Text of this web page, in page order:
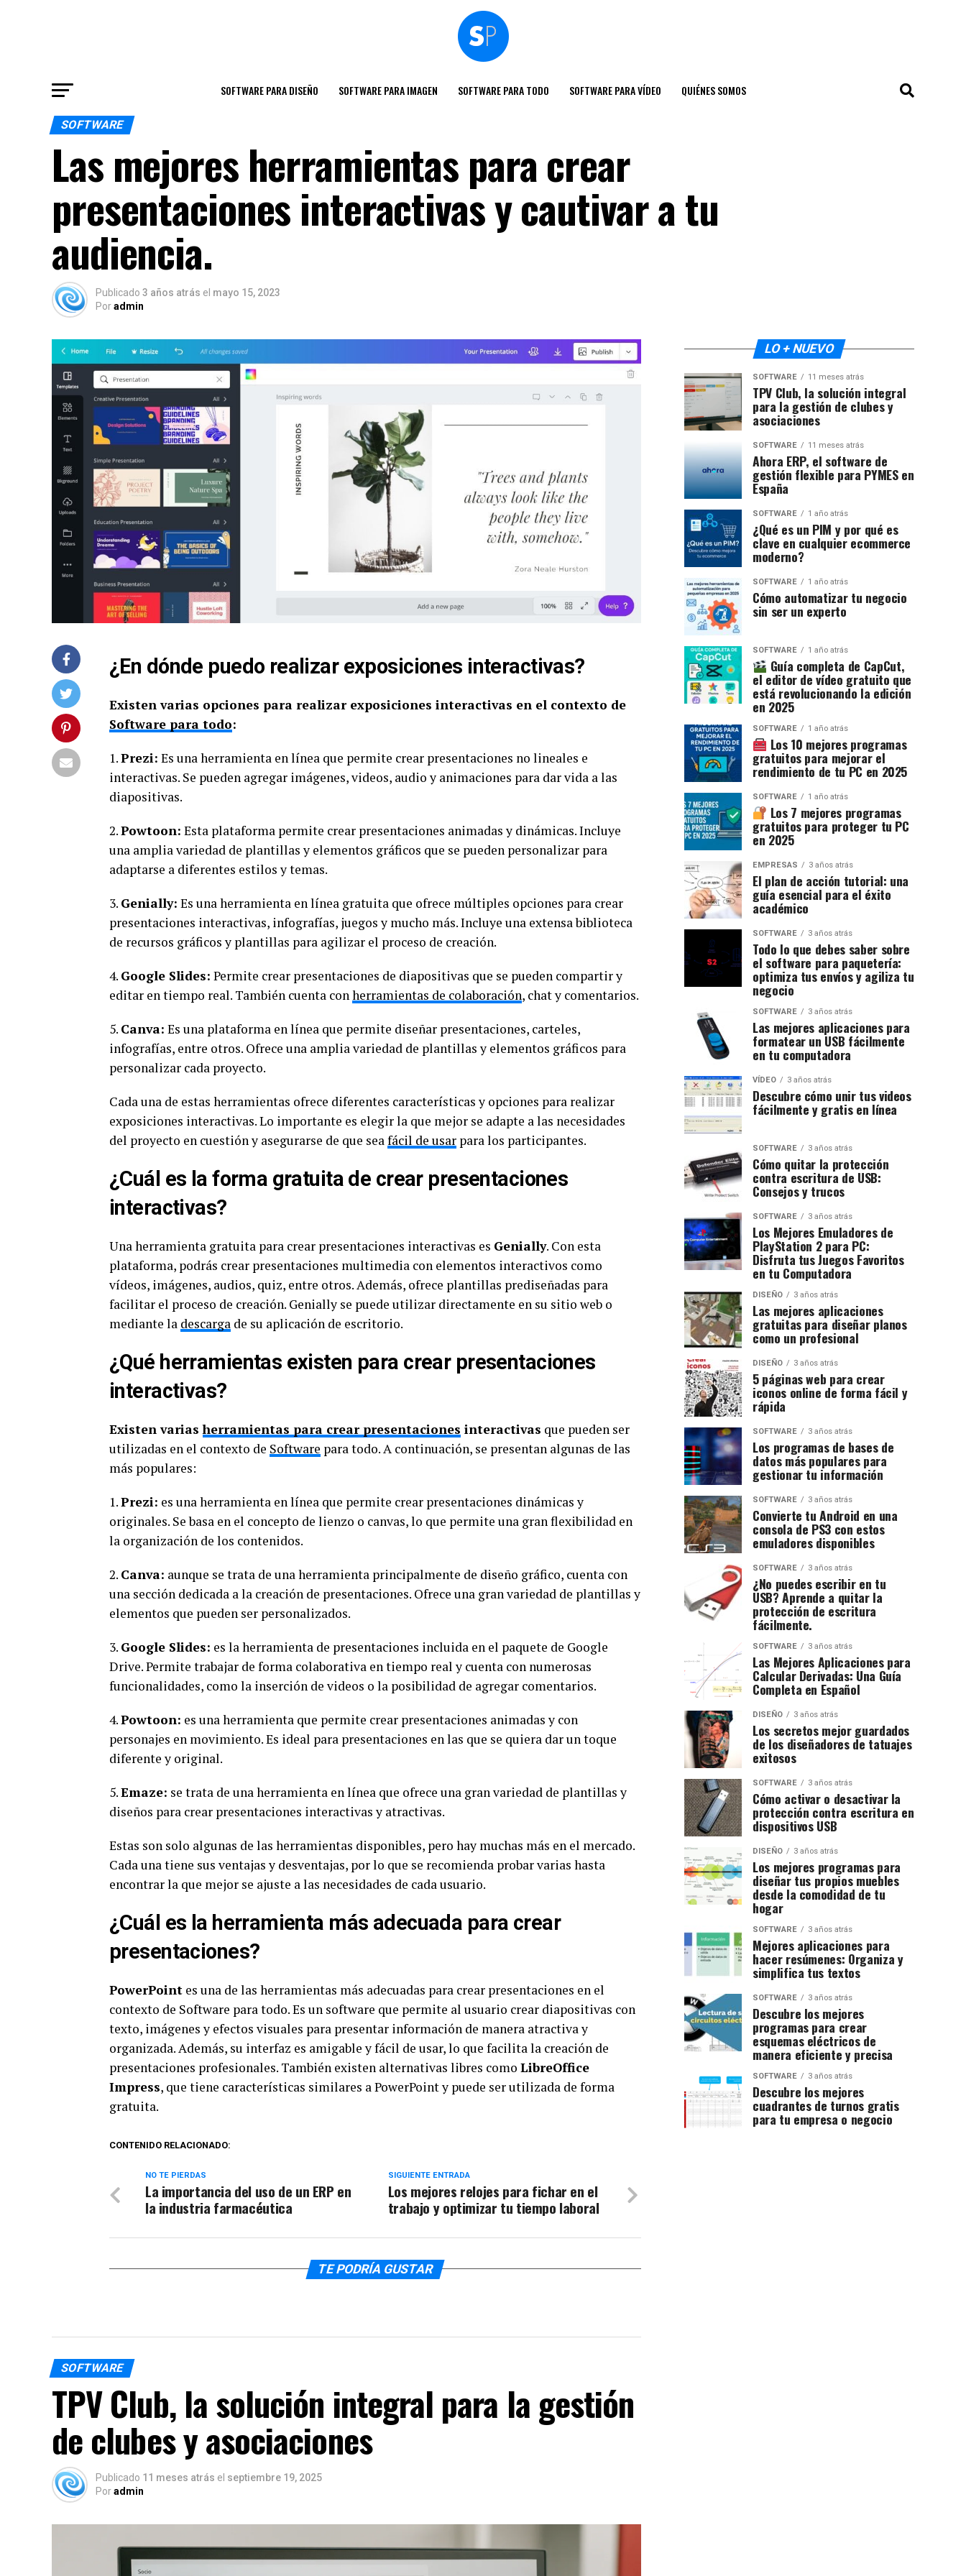
SOFTWARE PARA DISEÑO SOFTWARE PARA IMAGEN SOFTWARE PARA TODO SOFTWARE PARA VÍDEO QUIÉNES SOMOS
SOFTWARE
Las mejores herramientas para crear
presentaciones interactivas y cautivar a tu
audiencia.
Publicado 3 años atrás el mayo 15, 2023
Poradmin
¿En dónde puedo realizar exposiciones interactivas?
Existen varias opciones para realizar exposiciones interactivas en el contexto de
Software para todo:
1.Prezi: Es una herramienta en línea que permite crear presentaciones no lineales e
interactivas. Se pueden agregar imágenes, videos, audio y animaciones para dar vida a las
diapositivas.
2.Powtoon: Esta plataforma permite crear presentaciones animadas y dinámicas. Incluye
una amplia variedad de plantillas y elementos gráficos que se pueden personalizar para
adaptarse a diferentes estilos y temas.
3. Genially: Es una herramienta en línea gratuita que ofrece múltiples opciones para crear
presentaciones interactivas, infografías, juegos y mucho más. Incluye una extensa biblioteca
de recursos gráficos y plantillas para agilizar el proceso de creación.
4. Google Slides: Permite crear presentaciones de diapositivas que se pueden compartir y
editar en tiempo real. También cuenta conherramientas de colaboración, chat y comentarios.
5. Canva: Es una plataforma en línea que permite diseñar presentaciones, carteles,
infografías, entre otros. Ofrece una amplia variedad de plantillas y elementos gráficos para
personalizar cada proyecto.
Cada una de estas herramientas ofrece diferentes características y opciones para realizar
exposiciones interactivas. Lo importante es elegir la que mejor se adapte a las necesidades
del proyecto en cuestión y asegurarse de que seafácil de usar para los participantes.
¿Cuál es la forma gratuita de crear presentaciones
interactivas?
Una herramienta gratuita para crear presentaciones interactivas es Genially. Con esta
plataforma, podrás crear presentaciones multimedia con elementos interactivos como
vídeos, imágenes, audios, quiz, entre otros. Además, ofrece plantillas prediseñadas para
facilitar el proceso de creación. Genially se puede utilizar directamente en su sitio web o
mediante la descarga de su aplicación de escritorio.
¿Qué herramientas existen para crear presentaciones
interactivas?
Existen variasherramientas para crear presentaciones interactivas que pueden ser
utilizadas en el contexto de Software para todo. A continuación, se presentan algunas de las
más populares:
1.Prezi: es una herramienta en línea que permite crear presentaciones dinámicas y
originales. Se basa en el concepto de lienzo o canvas, lo que permite una gran flexibilidad en
la organización de los contenidos.
2. Canva: aunque se trata de una herramienta principalmente de diseño gráfico, cuenta con
una sección dedicada a la creación de presentaciones. Ofrece una gran variedad de plantillas y
elementos que pueden ser personalizados.
3. Google Slides: es la herramienta de presentaciones incluida en el paquete de Google
Drive. Permite trabajar de forma colaborativa en tiempo real y cuenta con numerosas
funcionalidades, como la inserción de videos o la posibilidad de agregar comentarios.
4.Powtoon: es una herramienta que permite crear presentaciones animadas y con
personajes en movimiento. Es ideal para presentaciones en las que se quiera dar un toque
diferente y original.
5.Emaze: se trata de una herramienta en línea que ofrece una gran variedad de plantillas y
diseños para crear presentaciones interactivas y atractivas.
Estas son solo algunas de las herramientas disponibles, pero hay muchas más en el mercado.
Cada una tiene sus ventajas y desventajas, por lo que se recomienda probar varias hasta
encontrar la que mejor se ajuste a las necesidades de cada usuario.
¿Cuál es la herramienta más adecuada para crear
presentaciones?
PowerPoint es una de las herramientas más adecuadas para crear presentaciones en el
contexto de Software para todo. Es un software que permite al usuario crear diapositivas con
texto, imágenes y efectos visuales para presentar información de manera atractiva y
organizada. Además, su interfaz es amigable y fácil de usar, lo que facilita la creación de
presentaciones profesionales. También existen alternativas libres como LibreOffice
Impress, que tiene características similares a PowerPoint y puede ser utilizada de forma
gratuita.
CONTENIDO RELACIONADO:
SIGUIENTE ENTRADA
Los mejores relojes para fichar en el
trabajo y optimizar tu tiempo laboral
NO TE PIERDAS
La importancia del uso de un ERP en
la industria farmacéutica
TE PODRÍA GUSTAR
SOFTWARE
TPV Club, la solución integral para la gestión
de clubes y asociaciones
Publicado 11 meses atrás el septiembre 19, 2025
Poradmin
LO + NUEVO
SOFTWARE 11 meses atrás
TPV Club, la solución integral
para la gestión de clubes y
asociaciones
SOFTWARE 11 meses atrás
Ahora ERP, el software de
gestión flexible para PYMES en
España
SOFTWARE 1 año atrás
¿Qué es un PIM y por qué es
clave en cualquier ecommerce
moderno?
SOFTWARE 1 año atrás
Cómo automatizar tu negocio
sin ser un experto
SOFTWARE 1 año atrás
Guía completa de CapCut,
el editor de vídeo gratuito que
está revolucionando la edición
en 2025
SOFTWARE 1 año atrás
Los 10 mejores programas
gratuitos para mejorar el
rendimiento de tu PC en 2025
SOFTWARE 1 año atrás
Los 7 mejores programas
gratuitos para proteger tu PC
en 2025
EMPRESAS 3 años atrás
El plan de acción tutorial: una
guía esencial para el éxito
académico
SOFTWARE 3 años atrás
Todo lo que debes saber sobre
el software para paquetería:
optimiza tus envíos y agiliza tu
negocio
SOFTWARE 3 años atrás
Las mejores aplicaciones para
formatear un USB fácilmente
en tu computadora
VÍDEO 3 años atrás
Descubre cómo unir tus videos
fácilmente y gratis en línea
SOFTWARE 3 años atrás
Cómo quitar la protección
contra escritura de USB:
Consejos y trucos
SOFTWARE 3 años atrás
Los Mejores Emuladores de
PlayStation 2 para PC:
Disfruta tus Juegos Favoritos
en tu Computadora
DISEÑO 3 años atrás
Las mejores aplicaciones
gratuitas para diseñar planos
como un profesional
DISEÑO 3 años atrás
5 páginas web para crear
iconos online de forma fácil y
rápida
SOFTWARE 3 años atrás
Los programas de bases de
datos más populares para
gestionar tu información
SOFTWARE 3 años atrás
Convierte tu Android en una
consola de PS3 con estos
emuladores disponibles
SOFTWARE 3 años atrás
¿No puedes escribir en tu
USB? Aprende a quitar la
protección de escritura
fácilmente.
SOFTWARE 3 años atrás
Las Mejores Aplicaciones para
Calcular Derivadas: Una Guía
Completa en Español
DISEÑO 3 años atrás
Los secretos mejor guardados
de los diseñadores de tatuajes
exitosos
SOFTWARE 3 años atrás
Cómo activar o desactivar la
protección contra escritura en
dispositivos USB
DISEÑO 3 años atrás
Los mejores programas para
diseñar tus propios muebles
desde la comodidad de tu
hogar
SOFTWARE 3 años atrás
Mejores aplicaciones para
hacer resúmenes: Organiza y
simplifica tus textos
SOFTWARE 3 años atrás
Descubre los mejores
programas para crear
esquemas eléctricos de
manera eficiente y precisa
SOFTWARE 3 años atrás
Descubre los mejores
cuadrantes de turnos gratis
para tu empresa o negocio